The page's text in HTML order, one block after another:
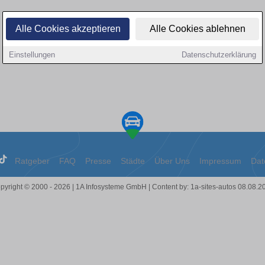
Alle Cookies akzeptieren Alle Cookies ablehnen
Einstellungen Datenschutzerklärung
Ratgeber FAQ Presse Städte Über Uns Impressum
© 2000 - 2026 | 1A Infosysteme GmbH | Content by: 1a-sites-autos